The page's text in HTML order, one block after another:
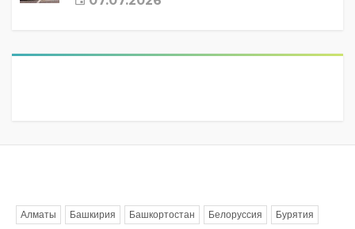
Алматы Башкирия Башкортостан Белоруссия Бурятия